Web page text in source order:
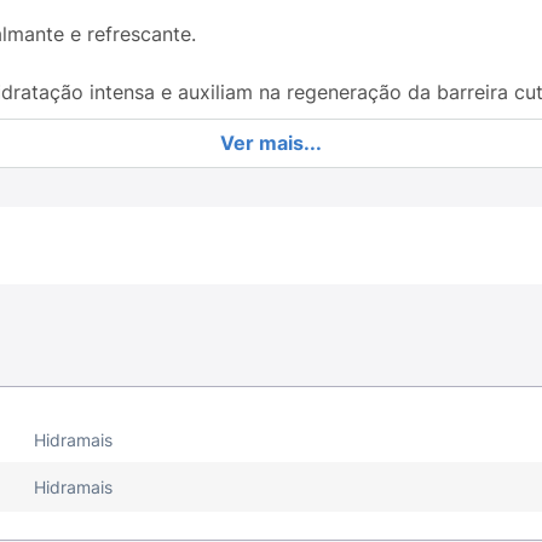
e refrescante.
intensa e auxiliam na regeneração da barreira
mantendo o viço por muito mais tempo.
pele.
Ver mais...
Hidramais
Hidramais